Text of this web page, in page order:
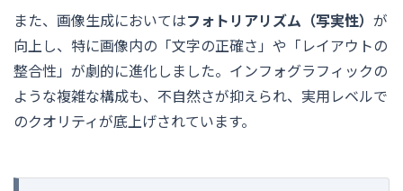
また、画像生成においてはフォトリアリズム（写実性） が
向上し、特に画像内の「文字の正確さ」や「レイアウトの
整合性」が劇的に進化しました。インフォグラフィックの
ような複雑な構成も、不自然さが抑えられ、実用レベルで
のクオリティが底上げされています。